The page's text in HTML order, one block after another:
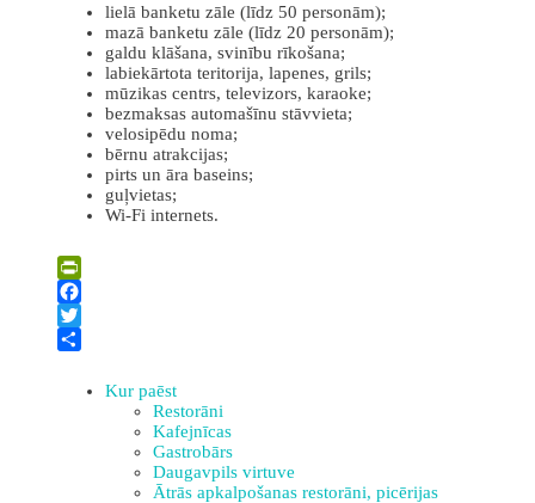
lielā banketu zāle (līdz 50 personām);
mazā banketu zāle (līdz 20 personām);
galdu klāšana, svinību rīkošana;
labiekārtota teritorija, lapenes, grils;
mūzikas centrs, televizors, karaoke;
bezmaksas automašīnu stāvvieta;
velosipēdu noma;
bērnu atrakcijas;
pirts un āra baseins;
guļvietas;
Wi-Fi internets.
PrintFriendly
Facebook
Twitter
Kur paēst
Restorāni
Kafejnīcas
Gastrobārs
Daugavpils virtuve
Ātrās apkalpošanas restorāni, picērijas